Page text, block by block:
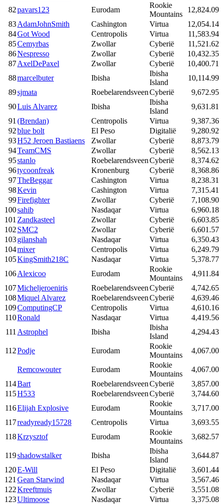
82pavars123 Eurodam
Rookie
Mountains
12,824.09
83AdamJohnSmith Cashington Virtua
12,054.14
84Got Wood Centropolis Virtua
11,583.94
85Cemyrbas Zwollar Cyberië
11,521.62
86Nespresso Zwollar Cyberië
10,432.35
87AxelDePaxel Zwollar Cyberië
10,400.71
88marcelbuter Ibisha
Ibisha
Island
10,114.99
89sjmata RoebelarendsveenCyberië
9,672.95
90Luis Alvarez Ibisha
Ibisha
Island
9,631.81
91 (Brendan) Centropolis Virtua
9,387.36
92blue bolt El Peso Digitalië
9,280.92
93H52 Jeroen Bastiaens Zwollar Cyberië
8,873.79
94TeamCMS Zwollar Cyberië
8,562.13
95stanlo RoebelarendsveenCyberië
8,374.62
96tycoonfreak Kronenburg Cyberië
8,368.86
97TheBeggar Cashington Virtua
8,238.31
98Kevin Cashington Virtua
7,315.41
99Firefighter Zwollar Cyberië
7,108.90
100sahib Nasdaqar Virtua
6,960.18
101 Zandkasteel Zwollar Cyberië
6,603.85
102 SMC2 Zwollar Cyberië
6,601.57
103gilanshah Nasdaqar Virtua
6,350.43
104mixer Centropolis Virtua
6,249.79
105KingSmith218C Nasdaqar Virtua
5,378.77
106Alexicoo Eurodam
Rookie
Mountains
4,911.84
107Micheljeroeniris RoebelarendsveenCyberië
4,742.65
108Miquel Alvarez RoebelarendsveenCyberië
4,639.46
109ComputingCP Centropolis Virtua
4,610.16
110Ronald Nasdaqar Virtua
4,419.56
111 Astrophel Ibisha
Ibisha
Island
4,294.43
112Podje Eurodam
Rookie
Mountains
4,067.00
Remcowouter Eurodam
Rookie
Mountains
4,067.00
114Bart RoebelarendsveenCyberië
3,857.00
115H533 RoebelarendsveenCyberië
3,744.60
116Elijah Explosive Eurodam
Rookie
Mountains
3,717.00
117readyready15728 Centropolis Virtua
3,693.55
118Krzysztof Eurodam
Rookie
Mountains
3,682.57
119shadowstalker Ibisha
Ibisha
Island
3,644.87
120E-Will El Peso Digitalië
3,601.44
121 Gean Starwind Nasdaqar Virtua
3,567.46
122Kreeftmuis Zwollar Cyberië
3,551.08
123Ultimoose Nasdaqar Virtua
3,375.08